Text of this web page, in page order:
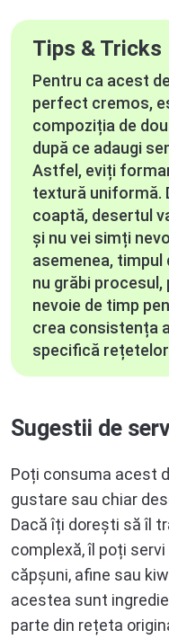
Tips & Tricks
Pentru ca acest
perfect cremos,
compoziția de
după ce adaugi
Astfel, eviți
textură uniformă.
coaptă, desertul
și nu vei simți
asemenea,
nu grăbi
nevoie de timp
crea consistența
specifică
Sugestii de
Poți consuma acest
gustare sau chiar
Dacă îți dorești să îl
complexă, îl poți
căpșuni, afine sau
acestea sunt
parte din rețeta